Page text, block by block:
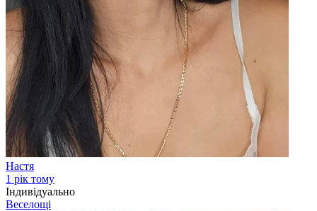
Настя
1 рік тому
Індивідуально
Веселощі